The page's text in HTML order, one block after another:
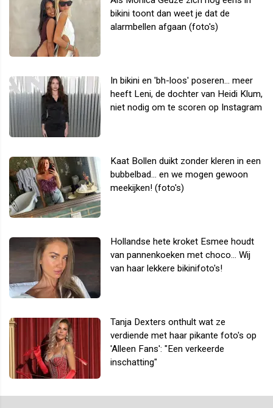
bikini toont dan weet je dat de
alarmbellen afgaan (foto's)
In bikini en 'bh-loos' poseren... meer
heeft Leni, de dochter van Heidi Klum,
niet nodig om te scoren op Instagram
Kaat Bollen duikt zonder kleren in een
bubbelbad... en we mogen gewoon
meekijken! (foto's)
Hollandse hete kroket Esmee houdt
van pannenkoeken met choco... Wij
van haar lekkere bikinifoto's!
Tanja Dexters onthult wat ze
verdiende met haar pikante foto's op
'Alleen Fans': "Een verkeerde
inschatting"